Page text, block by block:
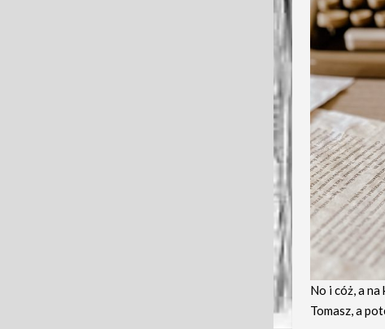
No i cóż, a na
Tomasz, a